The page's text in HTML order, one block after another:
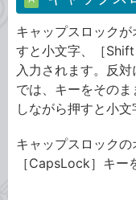
キャップスロック
すと小文字、［
入力されます。反
では、キーをその
しながら押すと小文
キャップスロック
［CapsLock］キー